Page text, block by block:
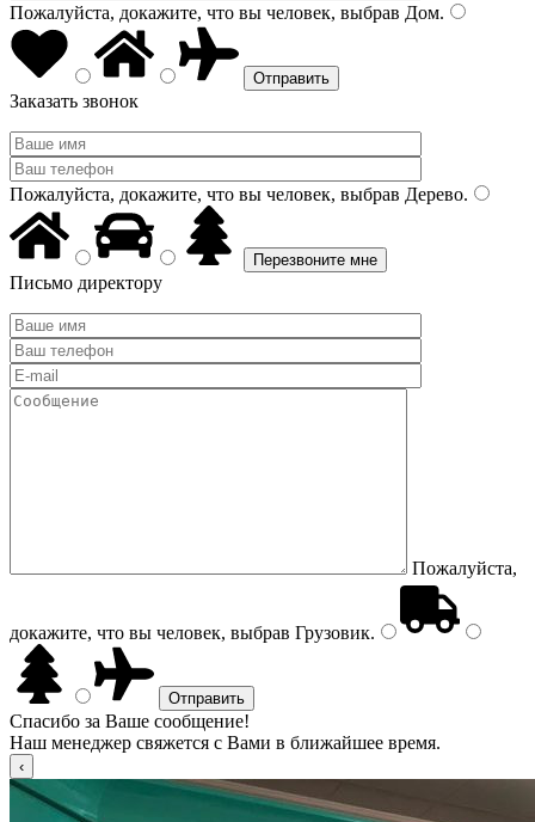
Пожалуйста, докажите, что вы человек, выбрав Дом.
Заказать звонок
Пожалуйста, докажите, что вы человек, выбрав Дерево.
Письмо директору
Пожалуйста,
докажите, что вы человек, выбрав Грузовик.
Спасибо за Ваше сообщение!
Наш менеджер свяжется с Вами в ближайшее время.